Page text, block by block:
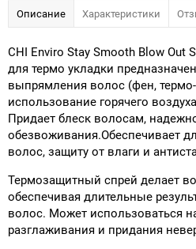
Описание Характеристики
CHI Enviro Stay Smooth Blow
для термо укладки
выпрямления волос (фен,
использование горячего
Придает блеск волосам,
обезвоживания.Обеспечивает
волос, защиту от влаги и
Термозащитный спрей делает
обеспечивая длительные
волос. Может использоваться
разглаживания и придания